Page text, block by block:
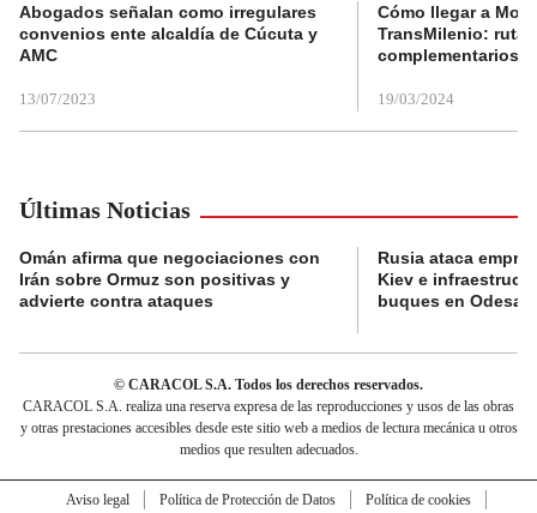
Abogados señalan como irregulares
convenios ente alcaldía de Cúcuta y
AMC
13/07/2023
Cómo llegar a
TransMilenio:
complementarios
19/03/2024
Últimas Noticias
Omán afirma que negociaciones con
Irán sobre Ormuz son positivas y
advierte contra ataques
Rusia ataca
Kiev e
buques en Odesa
© CARACOL S.A. Todos los derechos reservados.
CARACOL S.A. realiza una reserva expresa de las reproducciones y usos de las obras
y otras prestaciones accesibles desde este sitio web a medios de lectura mecánica u otros
medios que resulten adecuados.
Aviso legal Política de Protección de Datos
Política de cookies